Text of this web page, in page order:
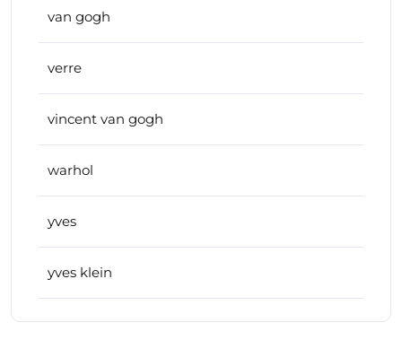
van gogh
verre
vincent van gogh
warhol
yves
yves klein